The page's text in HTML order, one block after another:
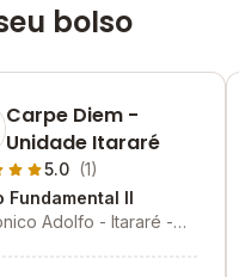
bolso
Carpe Diem -
Unidade Itararé
5.0 (1)
Fundamental II
Adolfo - Itararé -